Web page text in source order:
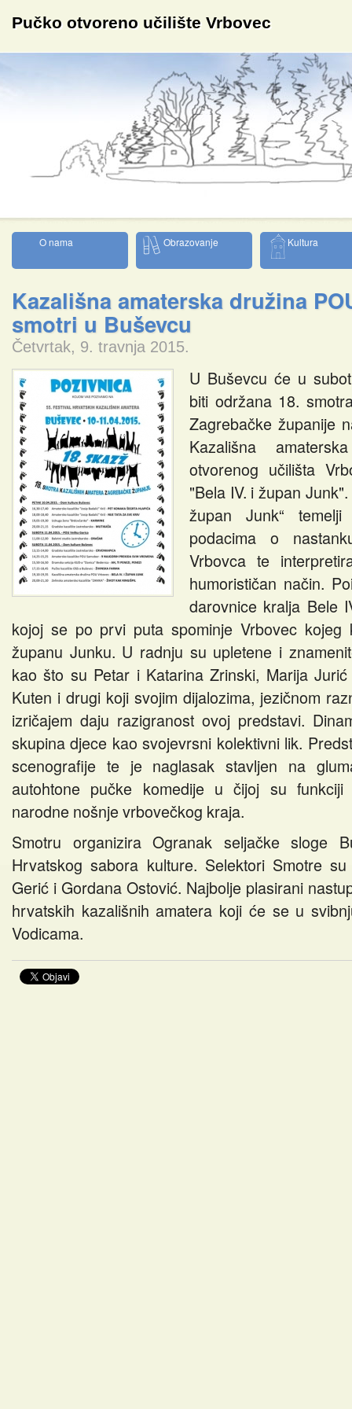
Pučko otvoreno učilište Vrbovec
O nama Obrazovanje Kultura
Kazališna amaterska družina
smotri u Buševcu
Četvrtak, 9. travnja 2015.
U Buševcu će u
biti održana 18.
Zagrebačke županije
Kazališna
otvorenog učilišta
"Bela IV. i župan
župan Junk“
podacima o
Vrbovca te
humorističan način.
darovnice kralja Bele
kojoj se po prvi puta spominje Vrbovec kojeg
županu Junku. U radnju su upletene i
kao što su Petar i Katarina Zrinski, Marija
Kuten i drugi koji svojim dijalozima, jezičnom
izričajem daju razigranost ovoj predstavi.
skupina djece kao svojevrsni kolektivni lik.
scenografije te je naglasak stavljen na
autohtone pučke komedije u čijoj su
narodne nošnje vrbovečkog kraja.
Smotru organizira Ogranak seljačke sloge
Hrvatskog sabora kulture. Selektori Smotre
Gerić i Gordana Ostović. Najbolje plasirani
hrvatskih kazališnih amatera koji će se u
Vodicama.
Promocije knjiga Kazalište